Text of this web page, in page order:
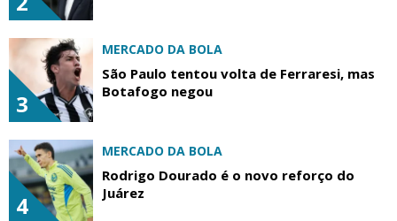
3
MERCADO DA BOLA
São Paulo tentou volta de Ferraresi, mas
Botafogo negou
4
MERCADO DA BOLA
Rodrigo Dourado é o novo reforço do
Juárez